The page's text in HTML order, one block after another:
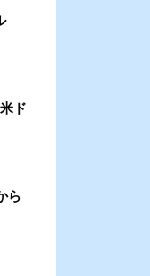
ド
ら